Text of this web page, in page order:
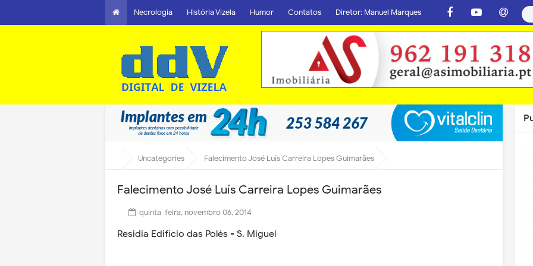
Necrologia História Vizela Humor Contatos Diretor: Manuel Marques
Uncategories Falecimento José Luís Carreira Lopes Guimarães
Falecimento José Luís Carreira Lopes Guimarães
quinta-feira, novembro 06, 2014
Residia Edifício das Polés - S. Miguel